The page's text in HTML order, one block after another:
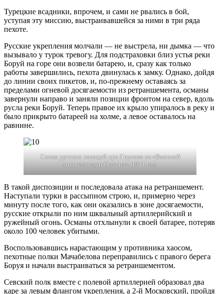
Турецкие всадники, впрочем, и сами не рвались в бой,
уступая эту миссию, выстраивавшейся за ними в три ряда
пехоте.
Русские укрепления молчали — не выстрела, ни дымка — что
вызывало у турок тревогу. Для подстраховки близ устья реки
Боруй на горе они возвели батарею, и, сразу как только
работы завершились, пехота двинулась к замку. Однако, дойдя
до линии своих пикетов, и, по-прежнему оставаясь за
пределами огневой досягаемости из ретраншемента, османы
завернули направо и заняли позиции фронтом на север, вдоль
русла реки Боруй. Теперь правое их крыло упиралось в реку и
было прикрыто батареей на холме, а левое оставалось на
равнине.
Схема русских позиций при Гирсово из «Военной
энциклопедии Сытина». 1911 год
В такой диспозиции и последовала атака на ретраншемент.
Наступали турки в рассыпном строю, и, примерно через
минуту после того, как они оказались в зоне досягаемости,
русские открыли по ним шквальный артиллерийский и
ружейный огонь. Османы отхлынули к своей батарее, потеряв
около 100 человек убитыми.
Воспользовавшись нарастающим у противника хаосом,
пехотные полки Мачабелова переправились с правого берега
Боруя и начали выстраиваться за ретраншементом.
Севский полк вместе с полевой артиллерией образовал два
каре за левым флангом укрепления, а 2-й Московский, пройдя